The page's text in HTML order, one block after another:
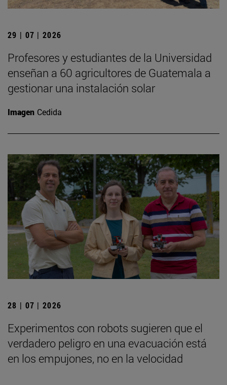
29 | 07 | 2026
Profesores y estudiantes de la Universidad
enseñan a 60 agricultores de Guatemala a
gestionar una instalación solar
Imagen Cedida
28 | 07 | 2026
Experimentos con robots sugieren que el
verdadero peligro en una evacuación está
en los empujones, no en la velocidad